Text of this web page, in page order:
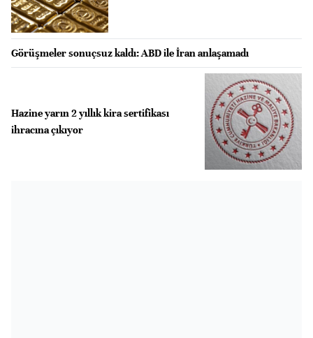
Görüşmeler sonuçsuz kaldı: ABD ile İran anlaşamadı
Hazine yarın 2 yıllık kira sertifikası
ihracına çıkıyor